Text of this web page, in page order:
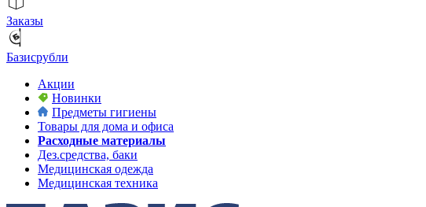
Заказы
Базисрубли
Акции
Новинки
Предметы гигиены
Товары для дома и офиса
Расходные материалы
Дез.средства, баки
Медицинская одежда
Медицинская техника